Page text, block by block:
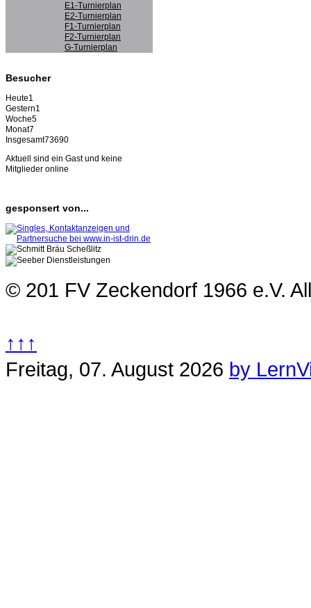
E1-Turnierplan
E2-Turnierplan
F1-Turnierplan
F2-Turnierplan
G-Turnierplan
Besucher
Heute1
Gestern1
Woche5
Monat7
Insgesamt73690
Aktuell sind ein Gast und keine
Mitglieder online
gesponsert von...
© 201 FV Zeckendorf 1966 e.V.
↑↑↑
Freitag, 07. August 2026 by